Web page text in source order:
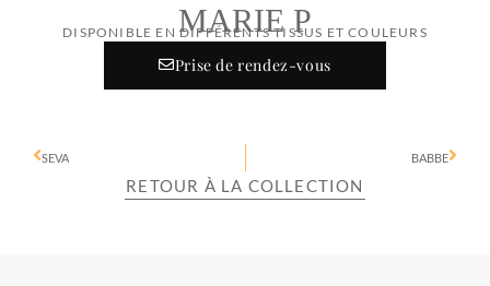
MARIE P
DISPONIBLE EN DIFFÉRENTS TISSUS ET COULEURS
Prise de rendez-vous
SEVA BABBE
RETOUR À LA COLLECTION